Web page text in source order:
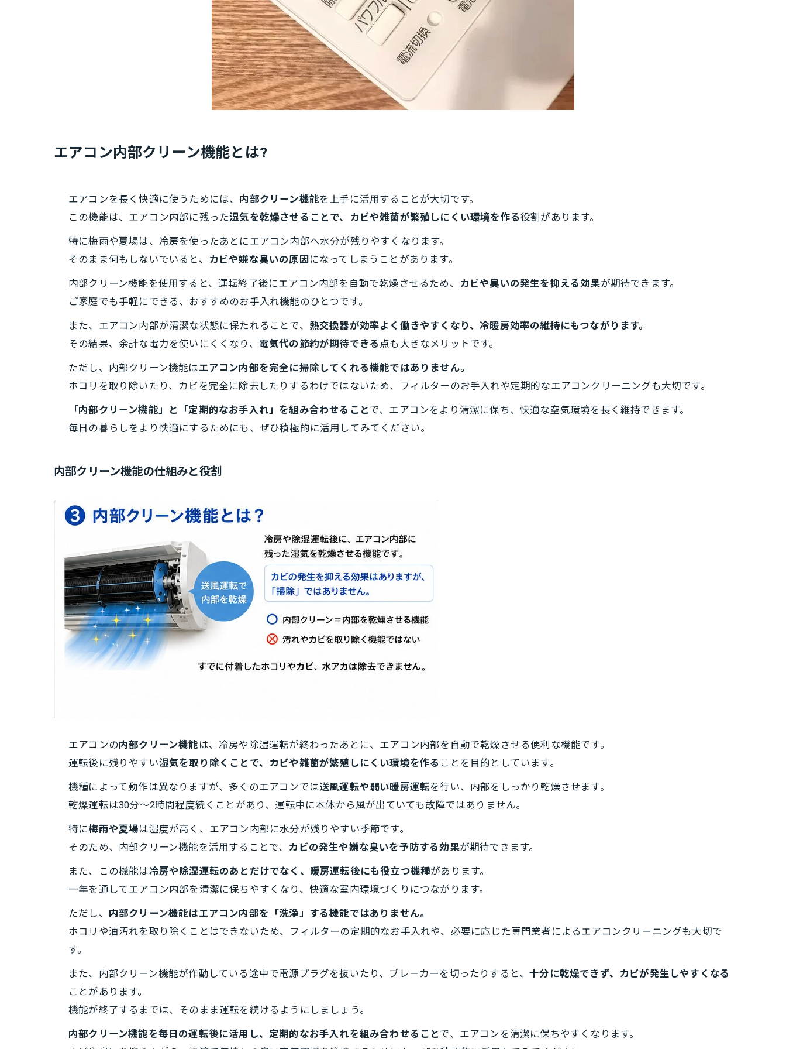
エアコン内部クリーン機能とは?
エアコンを長く快適に使うためには、 内部クリーン機能を上手に活用することが大切です。
この機能は、エアコン内部に残った湿気を乾燥させることで、カビや雑菌が繁殖しにくい環境を作る役割があります。
特に梅雨や夏場は、冷房を使ったあとにエアコン内部へ水分が残りやすくなります。
そのまま何もしないでいると、
カビや嫌な臭いの原因 になってしまうことがあります。
内部クリーン機能を使用すると、運転終了後にエアコン内部を自動で乾燥させるため、 カビや臭いの発生を抑える効果が期待できます。
ご家庭でも手軽にできる、おすすめのお手入れ機能のひとつです。
また、エアコン内部が清潔な状態に保たれることで、 熱交換器が効率よく働きやすくなり、冷暖房効率の維持にもつながります。
その結果、余計な電力を使いにくくなり、 電気代の節約が期待できる 点も大きなメリットです。
ただし、内部クリーン機能はエアコン内部を完全に掃除してくれる機能ではありません。
ホコリを取り除いたり、カビを完全に除去したりするわけではないため、フィルターのお手入れや定期的なエアコンクリーニングも大切です。
「内部クリーン機能」と「定期的なお手入れ」を組み合わせること で、エアコンをより清潔に保ち、快適な空気環境を長く維持できます。
毎日の暮らしをより快適にするためにも、ぜひ積極的に活用してみてください。
内部クリーン機能の仕組みと役割
エアコンの内部クリーン機能 は、冷房や除湿運転が終わったあとに、エアコン内部を自動で乾燥させる便利な機能です。
運転後に残りやすい湿気を取り除くことで、カビや雑菌が繁殖しにくい環境を作る ことを目的としています。
機種によって動作は異なりますが、多くのエアコンでは送風運転や弱い暖房運転を行い、内部をしっかり乾燥させます。
乾燥運転は30分～2時間程度続くことがあり、運転中に本体から風が出ていても故障ではありません。
特に梅雨や夏場は湿度が高く、エアコン内部に水分が残りやすい季節です。
そのため、内部クリーン機能を活用することで、 カビの発生や嫌な臭いを予防する効果が期待できます。
また、この機能は冷房や除湿運転のあとだけでなく、暖房運転後にも役立つ機種があります。
一年を通してエアコン内部を清潔に保ちやすくなり、快適な室内環境づくりにつながります。
ただし、 内部クリーン機能はエアコン内部を「洗浄」する機能ではありません。
ホコリや油汚れを取り除くことはできないため、フィルターの定期的なお手入れや、必要に応じた専門業者によるエアコンクリーニングも大切で
す。
また、内部クリーン機能が作動している途中で電源プラグを抜いたり、ブレーカーを切ったりすると、十分に乾燥できず、カビが発生しやすくなる
ことがあります。
機能が終了するまでは、そのまま運転を続けるようにしましょう。
内部クリーン機能を毎日の運転後に活用し、定期的なお手入れを組み合わせること で、エアコンを清潔に保ちやすくなります。